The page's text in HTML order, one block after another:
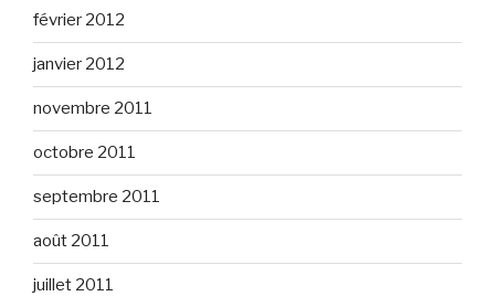
février 2012
janvier 2012
novembre 2011
octobre 2011
septembre 2011
août 2011
juillet 2011